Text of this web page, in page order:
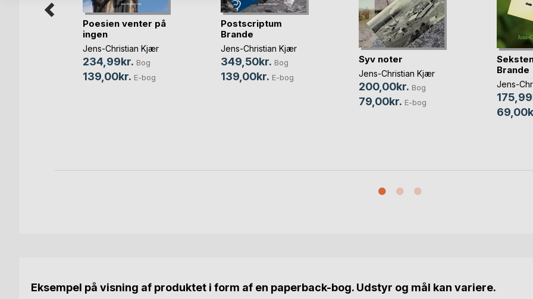
Poesien venter på
ingen
Jens-Christian Kjær
234,99kr. Bog
139,00kr. E-bog
Postscriptum
Brande
Jens-Christian Kjær
349,50kr. Bog
139,00kr. E-bog
Syv noter
Jens-Christian Kjær
200,00kr. Bog
79,00kr. E-bog
Brande
Jens-
Eksempel på visning af produktet i form af en paperback-bog. Udstyr og mål kan variere.